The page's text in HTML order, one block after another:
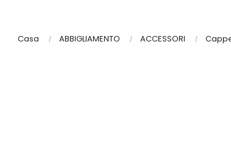
Casa ABBIGLIAMENTO ACCESSORI